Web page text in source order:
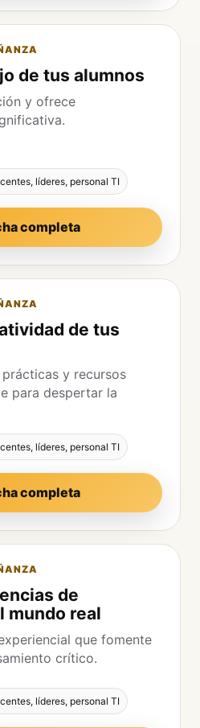
de tus alumnos
y ofrece
líderes, personal TI
completa
de tus
y recursos
para despertar la
líderes, personal TI
completa
de
mundo real
que fomente
crítico.
líderes, personal TI